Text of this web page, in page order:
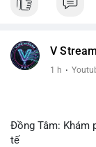
V Stream
1 h ·
Đồng Tâm: Khám
tế